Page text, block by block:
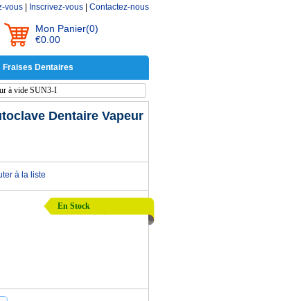
vous Inscrivez-vous Contactez-nous
Mon Panier(0)
€0.00
Fraises Dentaires
à vide SUN3-I
Dentaire Vapeur
à la liste
En Stock